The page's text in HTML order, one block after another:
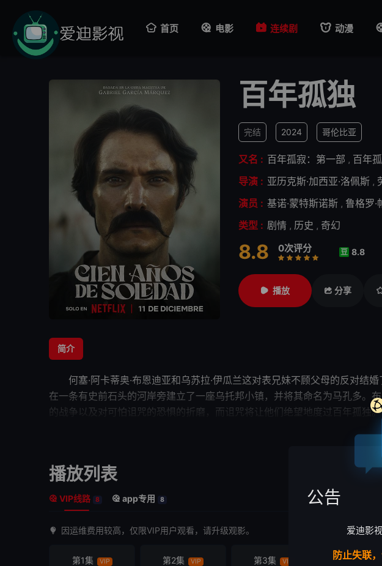
首页 电影 连续剧 动漫
百年孤独
完结 2024 哥伦比亚
又名 : 百年孤寂：第一部 , 百年
导演 : 亚历克斯·加西亚·洛佩斯 ,
演员 : 基诺·蒙特斯诺斯 , 鲁格罗·
类型 : 剧情 , 历史 , 奇幻
8.8 0次评分
很差
较差还行推荐
力荐
豆 8.8
播放 分享
简介
何塞·阿卡蒂奥·布恩迪亚和乌苏拉·伊瓜兰这对表兄妹不顾父母的反对结婚
在一条有史前石头的河岸旁建立了一座乌托邦小镇，并将其命名为马孔多。
的战争以及对可怕诅咒的恐惧的折磨，而诅咒将让他们绝望地度过百年孤独
年诺贝尔文学奖得主加夫列尔·加西亚·马尔克斯的代表作之一。该书被誉
播放列表
VIP线路 8 app专用 8
因运维费用较高，仅限VIP用户观看，请升级观影。
第1集 VIP 第2集 VIP 第3集 VIP 第4集
公告
爱迪影
防止失联